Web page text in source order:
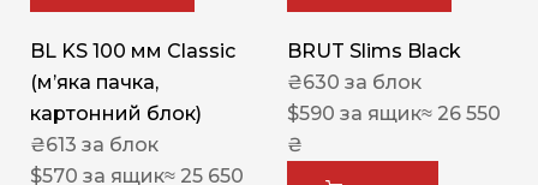
BL KS 100 мм Classic
(м’яка пачка,
картонний блок)
₴613 за блок
$570 за ящик≈ 25 650
BRUT Slims Black
₴630 за блок
$590 за ящик≈ 26 550
₴